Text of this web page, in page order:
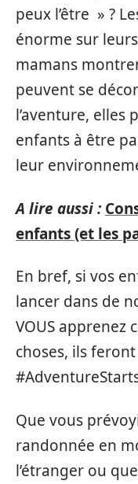
peux l’être » ?
énorme sur
mamans
peuvent se
l’aventure, elles
enfants à être
leur
A lire aussi :
enfants (et les
En bref, si vos
lancer dans de
VOUS apprenez
choses, ils
Que vous
randonnée en
l’étranger ou